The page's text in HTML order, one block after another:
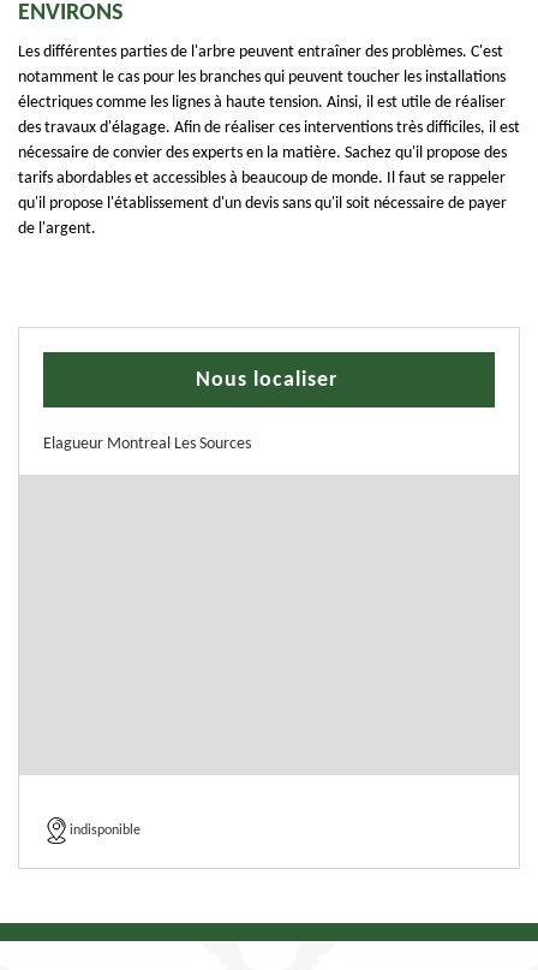
ENVIRONS
Les différentes parties de l'arbre peuvent entraîner des problèmes. C'est
notamment le cas pour les branches qui peuvent toucher les installations
électriques comme les lignes à haute tension. Ainsi, il est utile de réaliser
des travaux d'élagage. Afin de réaliser ces interventions très difficiles, il est
nécessaire de convier des experts en la matière. Sachez qu'il propose des
tarifs abordables et accessibles à beaucoup de monde. Il faut se rappeler
qu'il propose l'établissement d'un devis sans qu'il soit nécessaire de payer
de l'argent.
Nous localiser
Elagueur Montreal Les Sources
indisponible